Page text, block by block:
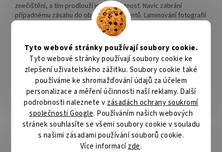
Tyto webové stránky používají soubory cookie.
Tyto webové stránky používají soubory cookie ke
zlepšení uživatelského zážitku. Soubory cookie také
používáme ke shromažďování údajů za účelem
personalizace a měření účinnosti naší reklamy. Další
podrobnosti naleznete v zásadách ochrany soukromí
společnosti Google. Používáním našich webových
stránek souhlasíte se všemi soubory cookie v souladu
s našimi zásadami používání souborů cookie.
Více informacízde.
znečištění, a tím prodlouží jejich životnost. Navíc zabrání
případnému zásahu do obsahu dokumentů. Laminování fotografií
zlepší také jejich barevnost. Fólie o tloušťce
určené k laminaci poznámek, dokumentů a fotografií. Oproti
standardní velikosti formátu papíru mají po stranách přesahcca
3 mm.
Balení obsahuje 10 ks A4 80 µm lesklé, 10 ks A4 80 µm matné, 10
ks A4 80 µm samolepící, 10 ks A5 80 µm lesklé a 10 ks 100 × 150
mm 80 µm lesklé fólie.
ZÁKLADNÍ SPECIFIKACE
Formát:A4, A5, 10 × 15 cm
Tloušťka:80 µm